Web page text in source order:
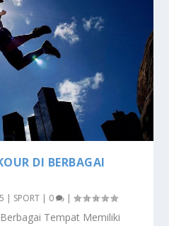
DI BERBAGAI
| SPORT | 0 |
Tempat Memiliki